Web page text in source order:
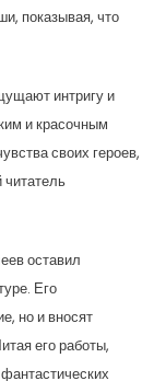
показывая, что
интригу и
и красочным
своих героев,
оставил
Его
но и вносят
его работы,